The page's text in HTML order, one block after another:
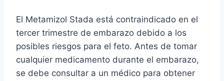
El Metamizol Stada está contraindicado en el
tercer trimestre de embarazo debido a los
posibles riesgos para el feto. Antes de tomar
cualquier medicamento durante el embarazo,
se debe consultar a un médico para obtener